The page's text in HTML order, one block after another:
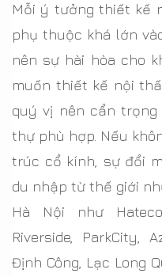
Mỗi ý tưởng thiết kế
phụ thuộc khá lớn
nên sự hài hòa cho
muốn thiết kế nội
quý vị nên cẩn
thự phù hợp. Nếu
trúc cổ kính, sự đổi
du nhập từ thế giới
Hà Nội như
Riverside, ParkCity,
Định Công, Lạc Long